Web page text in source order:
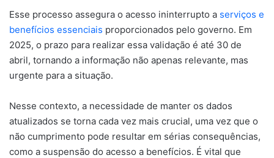
Esse processo assegura o acesso ininterrupto a serviços e
benefícios essenciais proporcionados pelo governo. Em
2025, o prazo para realizar essa validação é até 30 de
abril, tornando a informação não apenas relevante, mas
urgente para a situação.
Nesse contexto, a necessidade de manter os dados
atualizados se torna cada vez mais crucial, uma vez que o
não cumprimento pode resultar em sérias consequências,
como a suspensão do acesso a benefícios. É vital que